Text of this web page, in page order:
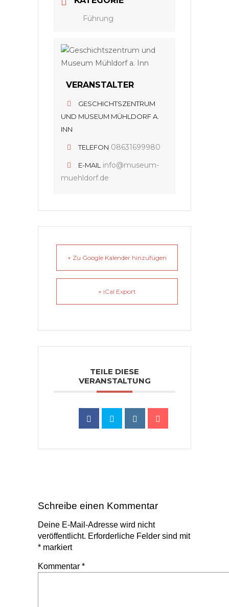
Führung
VERANSTALTER
GESCHICHTSZENTRUM
UND MUSEUM MÜHLDORF A.
INN
TELEFON 08631699980
E-MAIL
info@museum-
muehldorf.de
+ Zu Google Kalender hinzufügen
+ iCal Export
TEILE DIESE
VERANSTALTUNG
Schreibe einen Kommentar
Deine E-Mail-Adresse wird nicht
veröffentlicht. Erforderliche Felder sind mit
* markiert
Kommentar *